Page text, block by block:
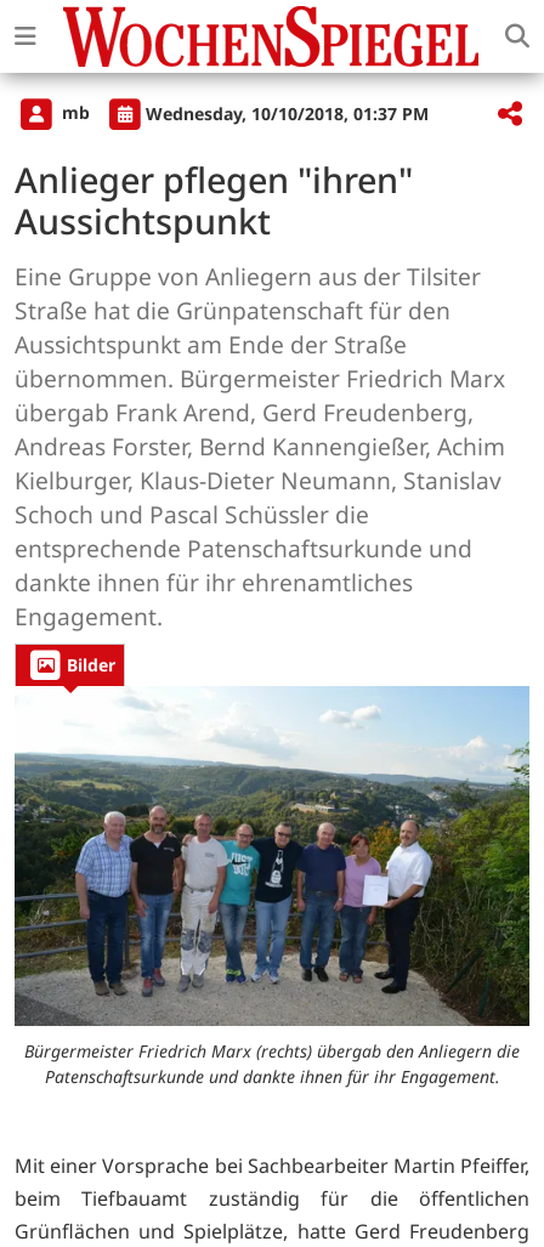
mb Wednesday, 10/10/2018, 01:37 PM
Anlieger pflegen "ihren"
Aussichtspunkt
Eine Gruppe von Anliegern aus der Tilsiter
Straße hat die Grünpatenschaft für den
Aussichtspunkt am Ende der Straße
übernommen. Bürgermeister Friedrich Marx
übergab Frank Arend, Gerd Freudenberg,
Andreas Forster, Bernd Kannengießer, Achim
Kielburger, Klaus-Dieter Neumann, Stanislav
Schoch und Pascal Schüssler die
entsprechende Patenschaftsurkunde und
dankte ihnen für ihr ehrenamtliches
Engagement.
Bilder
Bürgermeister Friedrich Marx (rechts) übergab den Anliegern die
Patenschaftsurkunde und dankte ihnen für ihr Engagement.
Mit einer Vorsprache bei Sachbearbeiter Martin Pfeiffer,
beim Tiefbauamt zuständig für die öffentlichen
Grünflächen und Spielplätze, hatte Gerd Freudenberg